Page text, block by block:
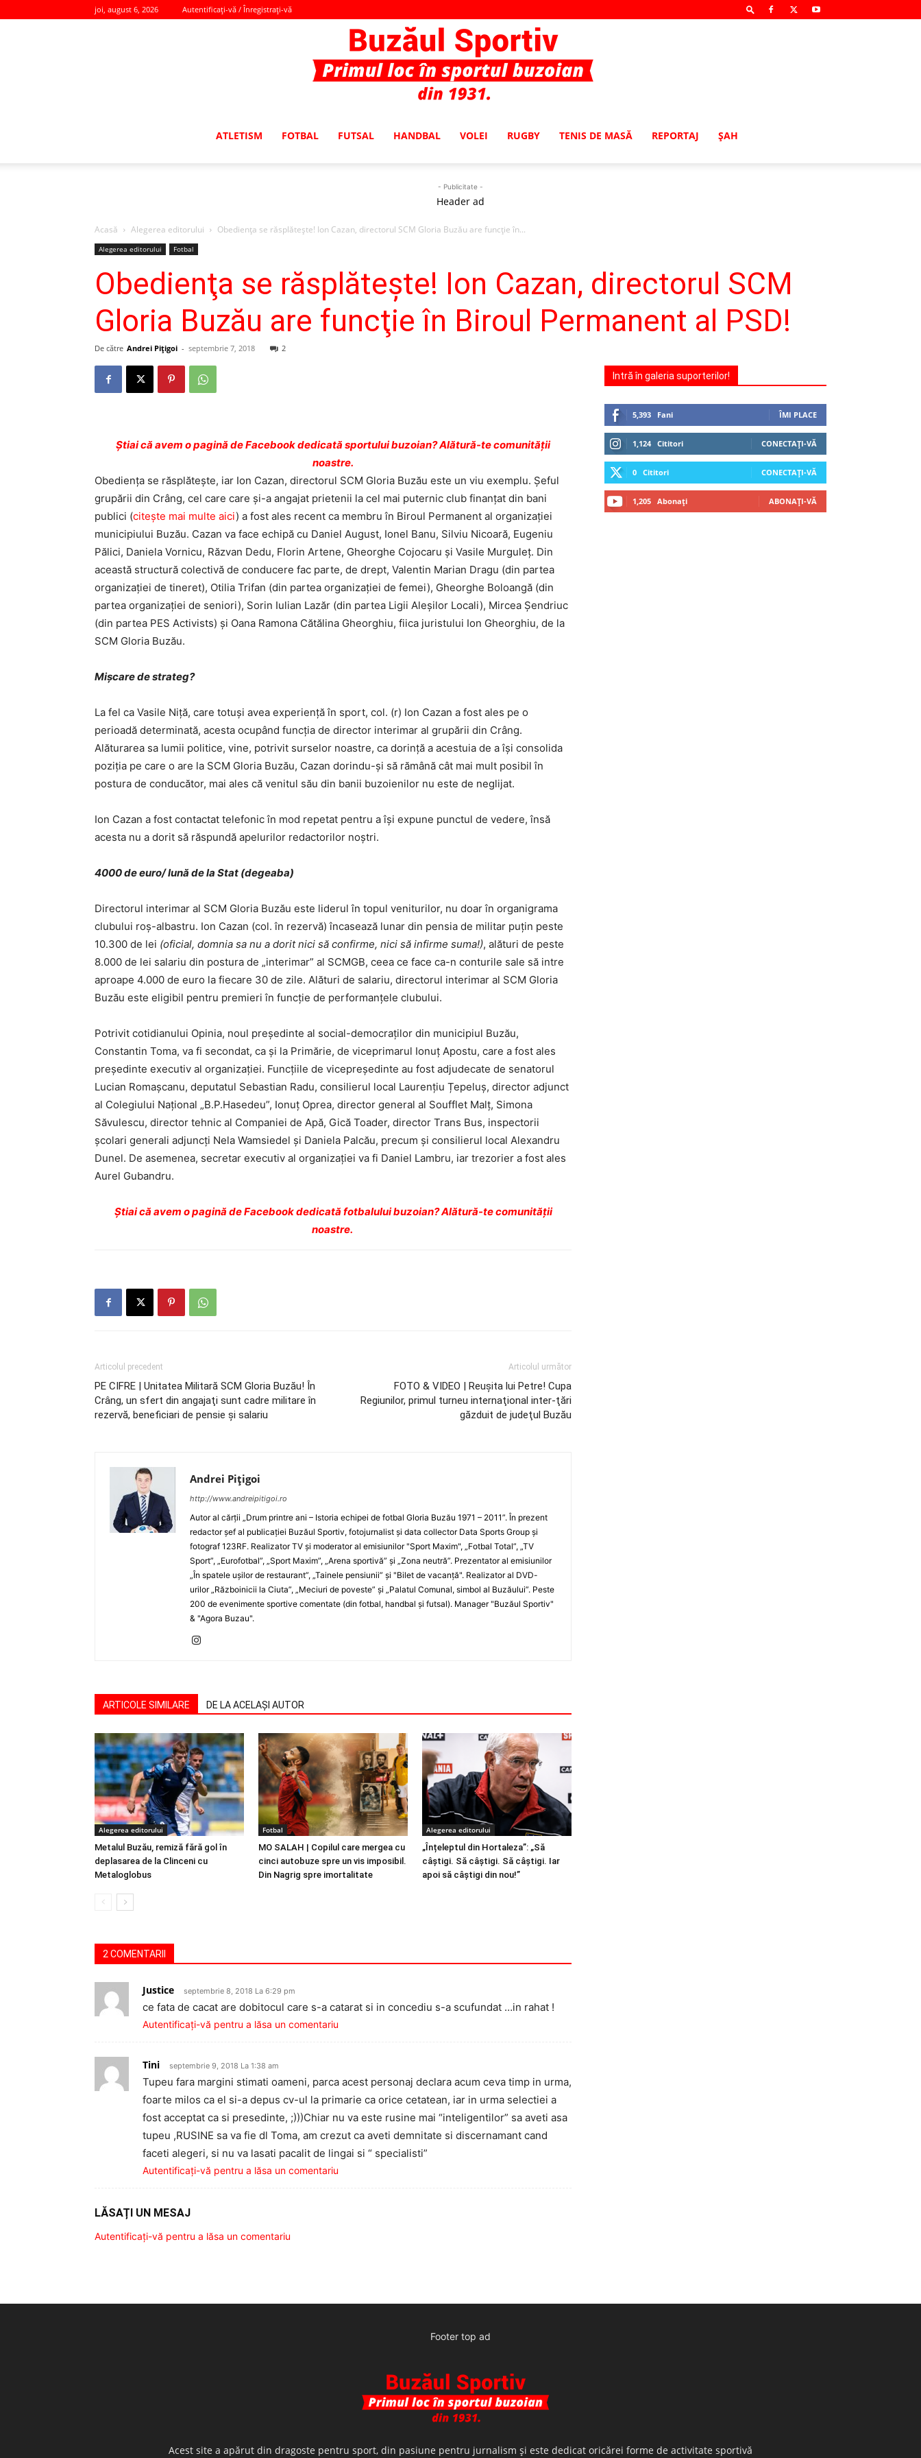
joi, august 6, 2026 Autentificați-vă / Înregistrați-vă
ATLETISM FOTBAL FUTSAL HANDBAL VOLEI RUGBY TENIS DE MASĂ REPORTAJ ŞAH
- Publicitate -
Header ad
Acasă Alegerea editorului Obedienţa se răsplăteşte! Ion Cazan, directorul SCM Gloria Buzău are funcţie în...
Alegerea editorului Fotbal
Obedienţa se răsplăteşte! Ion Cazan, directorul SCM
Gloria Buzău are funcţie în Biroul Permanent al PSD!
De către Andrei Pițigoi - septembrie 7, 2018 2
Ştiai că avem o pagină de Facebook dedicată sportului buzoian? Alătură-te comunității
noastre.
Obedienţa se răsplăteşte, iar Ion Cazan, directorul SCM Gloria Buzău este un viu exemplu. Şeful
grupării din Crâng, cel care care şi-a angajat prietenii la cel mai puternic club finanţat din bani
publici (citeşte mai multe aici) a fost ales recent ca membru în Biroul Permanent al organizaţiei
municipiului Buzău. Cazan va face echipă cu Daniel August, Ionel Banu, Silviu Nicoară, Eugeniu
Pălici, Daniela Vornicu, Răzvan Dedu, Florin Artene, Gheorghe Cojocaru și Vasile Murguleț. Din
această structură colectivă de conducere fac parte, de drept, Valentin Marian Dragu (din partea
organizației de tineret), Otilia Trifan (din partea organizației de femei), Gheorghe Boloangă (din
partea organizației de seniori), Sorin Iulian Lazăr (din partea Ligii Aleșilor Locali), Mircea Șendriuc
(din partea PES Activists) şi Oana Ramona Cătălina Gheorghiu, fiica juristului Ion Gheorghiu, de la
SCM Gloria Buzău.
Mişcare de strateg?
La fel ca Vasile Niţă, care totuşi avea experienţă în sport, col. (r) Ion Cazan a fost ales pe o
perioadă determinată, acesta ocupând funcţia de director interimar al grupării din Crâng.
Alăturarea sa lumii politice, vine, potrivit surselor noastre, ca dorinţă a acestuia de a îşi consolida
poziţia pe care o are la SCM Gloria Buzău, Cazan dorindu-şi să rămână cât mai mult posibil în
postura de conducător, mai ales că venitul său din banii buzoienilor nu este de neglijat.
Ion Cazan a fost contactat telefonic în mod repetat pentru a îşi expune punctul de vedere, însă
acesta nu a dorit să răspundă apelurilor redactorilor noştri.
4000 de euro/ lună de la Stat (degeaba)
Directorul interimar al SCM Gloria Buzău este liderul în topul veniturilor, nu doar în organigrama
clubului roş-albastru. Ion Cazan (col. în rezervă) încasează lunar din pensia de militar puţin peste
10.300 de lei (oficial, domnia sa nu a dorit nici să confirme, nici să infirme suma!), alături de peste
8.000 de lei salariu din postura de „interimar” al SCMGB, ceea ce face ca-n conturile sale să intre
aproape 4.000 de euro la fiecare 30 de zile. Alături de salariu, directorul interimar al SCM Gloria
Buzău este eligibil pentru premieri în funcţie de performanţele clubului.
Potrivit cotidianului Opinia, noul președinte al social-democraților din municipiul Buzău,
Constantin Toma, va fi secondat, ca și la Primărie, de viceprimarul Ionuț Apostu, care a fost ales
președinte executiv al organizației. Funcțiile de vicepreședinte au fost adjudecate de senatorul
Lucian Romașcanu, deputatul Sebastian Radu, consilierul local Laurențiu Țepeluș, director adjunct
al Colegiului Național „B.P.Hasedeu”, Ionuț Oprea, director general al Soufflet Malț, Simona
Săvulescu, director tehnic al Companiei de Apă, Gică Toader, director Trans Bus, inspectorii
școlari generali adjuncți Nela Wamsiedel și Daniela Palcău, precum și consilierul local Alexandru
Dunel. De asemenea, secretar executiv al organizației va fi Daniel Lambru, iar trezorier a fost ales
Aurel Gubandru.
Ştiai că avem o pagină de Facebook dedicată fotbalului buzoian? Alătură-te comunității
noastre.
Articolul precedent
PE CIFRE | Unitatea Militară SCM Gloria Buzău! În
Crâng, un sfert din angajaţi sunt cadre militare în
rezervă, beneficiari de pensie şi salariu
Articolul următor
FOTO & VIDEO | Reuşita lui Petre! Cupa
Regiunilor, primul turneu internaţional inter-ţări
găzduit de judeţul Buzău
Andrei Pițigoi
http://www.andreipitigoi.ro
Autor al cărţii „Drum printre ani – Istoria echipei de fotbal Gloria Buzău 1971 – 2011”. În prezent
redactor şef al publicaţiei Buzăul Sportiv, fotojurnalist şi data collector Data Sports Group şi
fotograf 123RF. Realizator TV şi moderator al emisiunilor "Sport Maxim", „Fotbal Total”, „TV
Sport”, „Eurofotbal”, „Sport Maxim”, „Arena sportivă” şi „Zona neutră”. Prezentator al emisiunilor
„În spatele uşilor de restaurant”, „Tainele pensiunii” şi "Bilet de vacanţă". Realizator al DVD-
urilor „Războinicii la Ciuta”, „Meciuri de poveste” şi „Palatul Comunal, simbol al Buzăului”. Peste
200 de evenimente sportive comentate (din fotbal, handbal şi futsal). Manager "Buzăul Sportiv"
& "Agora Buzau".
ARTICOLE SIMILARE DE LA ACELAȘI AUTOR
Alegerea editorului
Metalul Buzău, remiză fără gol în
deplasarea de la Clinceni cu
Metaloglobus
Fotbal
MO SALAH | Copilul care mergea cu
cinci autobuze spre un vis imposibil.
Din Nagrig spre imortalitate
Alegerea editorului
„Înțeleptul din Hortaleza”: „Să
câștigi. Să câștigi. Să câștigi. Iar
apoi să câștigi din nou!”
2 COMENTARII
Justice septembrie 8, 2018 La 6:29 pm
ce fata de cacat are dobitocul care s-a catarat si in concediu s-a scufundat …in rahat !
Autentificați-vă pentru a lăsa un comentariu
Tini septembrie 9, 2018 La 1:38 am
Tupeu fara margini stimati oameni, parca acest personaj declara acum ceva timp in urma,
foarte milos ca el si-a depus cv-ul la primarie ca orice cetatean, iar in urma selectiei a
fost acceptat ca si presedinte, ;)))Chiar nu va este rusine mai “inteligentilor” sa aveti asa
tupeu ,RUSINE sa va fie dl Toma, am crezut ca aveti demnitate si discernamant cand
faceti alegeri, si nu va lasati pacalit de lingai si “ specialisti”
Autentificați-vă pentru a lăsa un comentariu
LĂSAȚI UN MESAJ
Autentificați-vă pentru a lăsa un comentariu
Intră în galeria suporterilor!
5,393 Fani ÎMI PLACE
1,124 Cititori CONECTAȚI-VĂ
0 Cititori CONECTAȚI-VĂ
1,205 Abonați ABONAȚI-VĂ
Footer top ad
Acest site a apărut din dragoste pentru sport, din pasiune pentru jurnalism şi este dedicat oricărei forme de activitate sportivă